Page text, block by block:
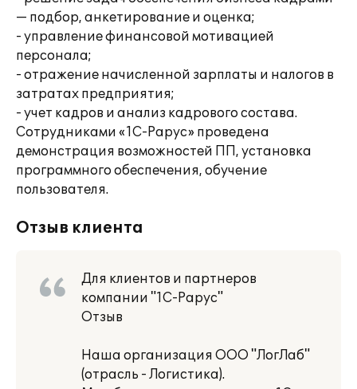
— подбор, анкетирование и оценка;
- управление финансовой мотивацией
персонала;
- отражение начисленной зарплаты и налогов в
затратах предприятия;
- учет кадров и анализ кадрового состава.
Сотрудниками «1С-Рарус» проведена
демонстрация возможностей ПП, установка
программного обеспечения, обучение
пользователя.
Отзыв клиента
Для клиентов и партнеров
компании "1С-Рарус"
Отзыв
Наша организация ООО "ЛогЛаб"
(отрасль - Логистика).